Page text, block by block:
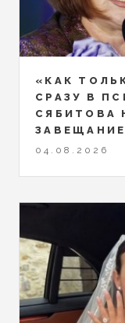
«КАК
СРАЗУ В
СЯБИТОВА
ЗАВЕЩАНИЕ
04.08.2026